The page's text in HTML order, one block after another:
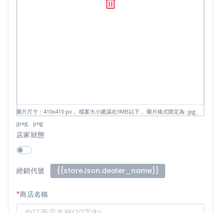
圖片尺寸：410x410 px， 檔案大小建議在3MB以下， 圖片格式限定為: jpg、
jpeg、png
店家狀態
經銷代號 {{storeJson.dealer_name}}
*商店名稱